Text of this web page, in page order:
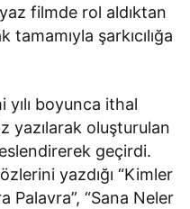
filmde rol aldıktan
şarkıcılığa
boyunca ithal
yazılarak oluşturulan
geçirdi.
yazdığı “Kimler
Palavra”, “Sana Neler